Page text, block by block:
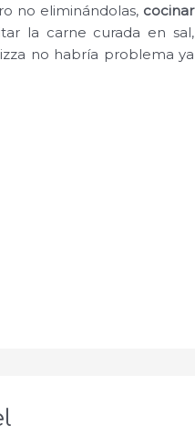
no eliminándolas, cocinar
la carne curada en sal,
no habría problema ya